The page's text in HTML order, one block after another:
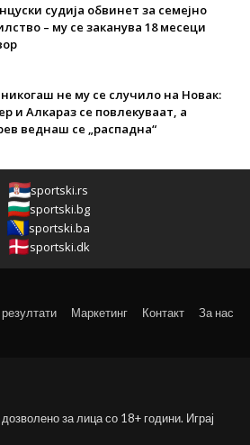
судија обвинет за семејно
– му се заканува 18 месеци
не му се случило на Новак:
и Алкараз се повлекуваат, а
веднаш се „распадна“
sportski.rs
sportski.bg
sportski.ba
sportski.dk
Маркетинг Контакт За нас
за лица со 18+ години. Играј